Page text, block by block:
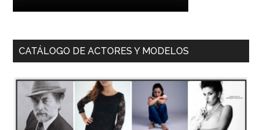
CATÁLOGO DE ACTORES Y MODELOS